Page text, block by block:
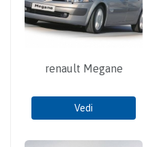
renault Megane
Vedi